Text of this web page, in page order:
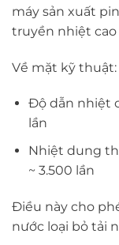
máy sản xuất
truyền nhiệt
Về mặt kỹ thuật:
Độ dẫn nhiệt
lần
Nhiệt dung
~ 3.500 lần
Điều này cho
nước loại bỏ tải